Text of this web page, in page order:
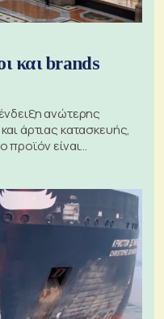
και brands
ανώτερης
άρτιας κατασκευής,
προϊόν είναι